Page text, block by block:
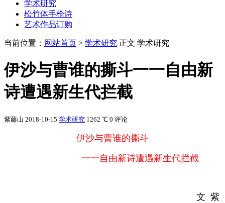
学术研究
松竹体手枪诗
艺术作品订购
当前位置： 网站首页 > 学术研究 正文 学术研究
伊沙与曹谁的撕斗一一自由新
诗遭遇新生代拦截
紫藤山 2018-10-15 学术研究 1262 ℃ 0 评论
伊沙与曹谁的撕斗
一一自由新诗遭遇新生代拦截
文 紫